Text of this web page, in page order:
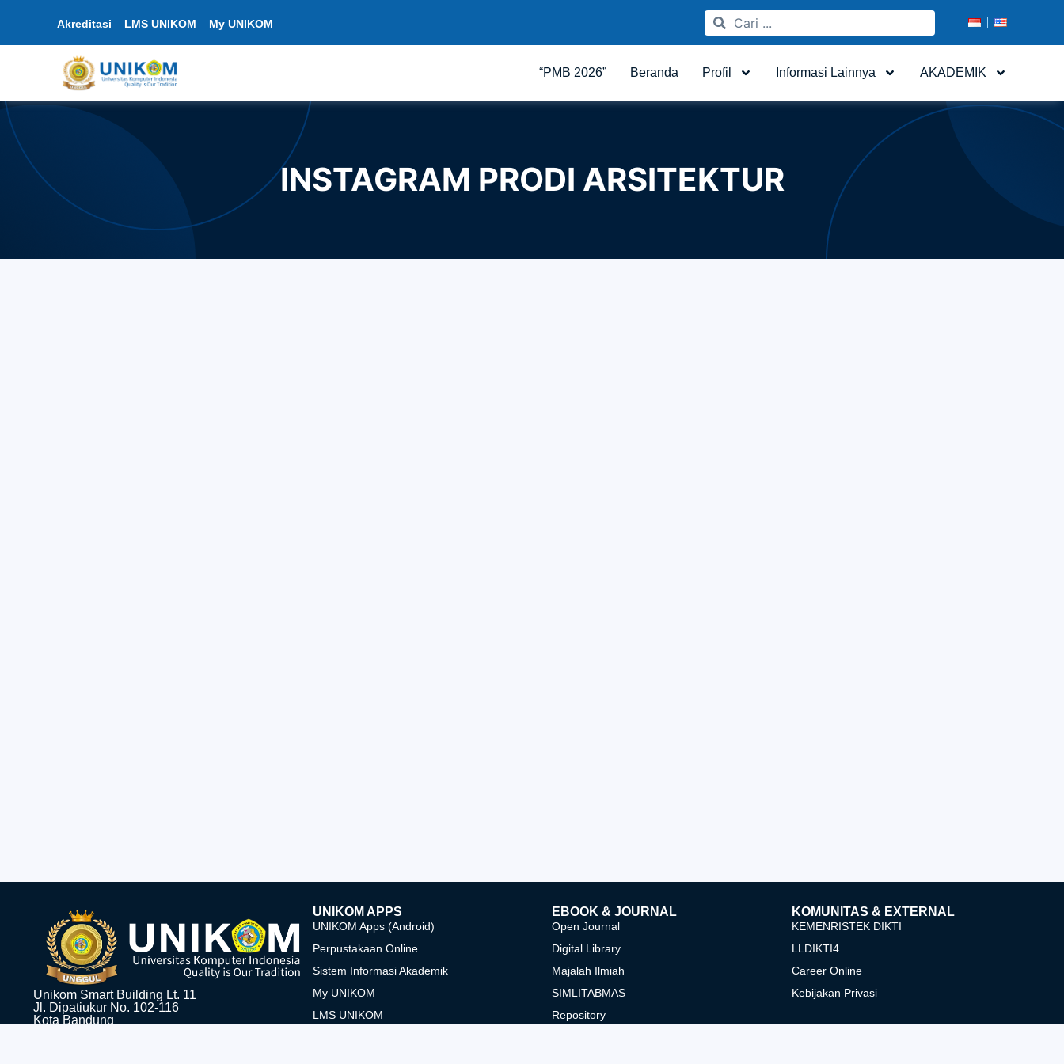
Akreditasi LMS UNIKOM My UNIKOM
“PMB 2026” Beranda Profil Informasi Lainnya AKADEMIK
INSTAGRAM PRODI ARSITEKTUR
Unikom Smart Building Lt. 11
Jl. Dipatiukur No. 102-116
Kota Bandung
UNIKOM APPS
UNIKOM Apps (Android)
Perpustakaan Online
Sistem Informasi Akademik
My UNIKOM
LMS UNIKOM
EBOOK & JOURNAL
Open Journal
Digital Library
Majalah Ilmiah
SIMLITABMAS
Repository
KOMUNITAS & EXTERNAL
KEMENRISTEK DIKTI
LLDIKTI4
Career Online
Kebijakan Privasi